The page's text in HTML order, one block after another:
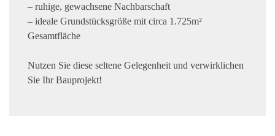
– ruhige, gewachsene Nachbarschaft
– ideale Grundstücksgröße mit circa 1.725m²
Gesamtfläche
Nutzen Sie diese seltene Gelegenheit und verwirklichen
Sie Ihr Bauprojekt!